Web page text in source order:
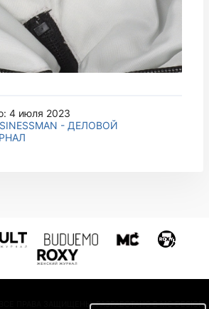
4 июля 2023
- ДЕЛОВОЙ
ВСЕ ПРАВА ЗАЩИЩЕНЫ. РАЗРАБОТАНО В MC DESIGN.